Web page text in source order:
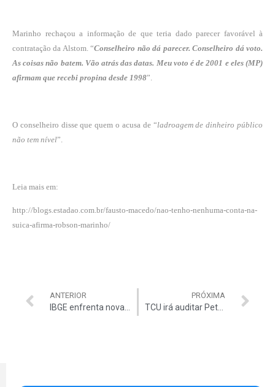
Marinho rechaçou a informação de que teria dado parecer favorável à
contratação da Alstom. “Conselheiro não dá parecer. Conselheiro dá voto.
As coisas não batem. Vão atrás das datas. Meu voto é de 2001 e eles (MP)
afirmam que recebi propina desde 1998”.
O conselheiro disse que quem o acusa de “ladroagem de dinheiro público
não tem nível”.
Leia mais em:
http://blogs.estadao.com.br/fausto-macedo/nao-tenho-nenhuma-conta-na-
suica-afirma-robson-marinho/
ANTERIOR PRÓXIMA
TCU irá auditar Petrobrás/Astromarítma